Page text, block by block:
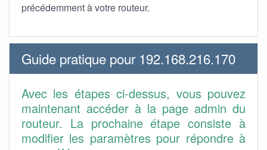
précédemment à votre routeur.
Guide pratique pour 192.168.216.170
Avec les étapes ci-dessus, vous pouvez
maintenant accéder à la page admin du
routeur. La prochaine étape consiste à
modifier les paramètres pour répondre à